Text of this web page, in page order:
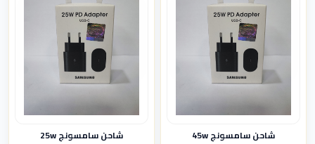
شاحن سامسونج 45w شاحن سامسونج 25w